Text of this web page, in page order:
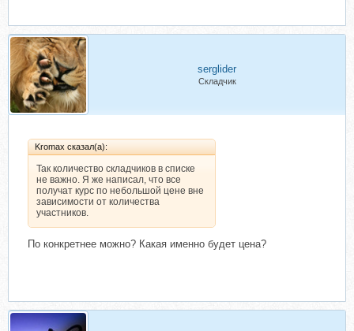
serglider
Складчик
Kromax сказал(а):
Так количество складчиков в списке
не важно. Я же написал, что все
получат курс по небольшой цене вне
зависимости от количества
участников.
По конкретнее можно? Какая именно будет цена?